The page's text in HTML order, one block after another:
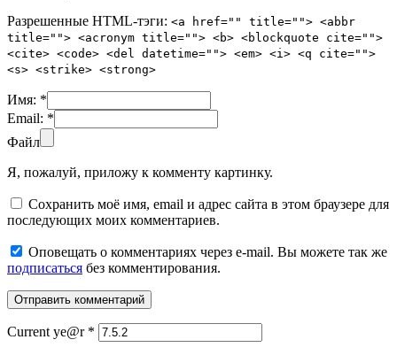
Разрешенные HTML-тэги: <a href="" title=""> <abbr
title=""> <acronym title=""> <b> <blockquote cite="">
<cite> <code> <del datetime=""> <em> <i> <q cite="">
<s> <strike> <strong>
Имя: *
Email: *
Файл
Я, пожалуй, приложу к комменту картинку.
Сохранить моё имя, email и адрес сайта в этом браузере для
последующих моих комментариев.
Оповещать о комментариях через e-mail. Вы можете так же
подписаться без комментирования.
Current ye@r *